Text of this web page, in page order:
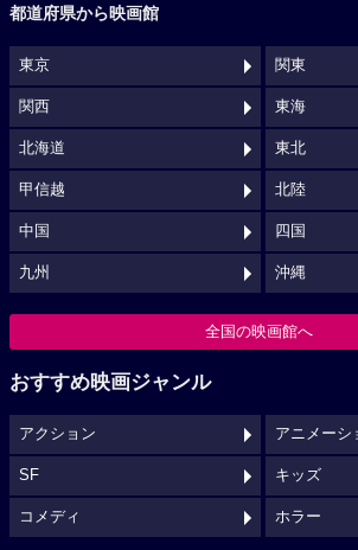
都道府県から映画館
東京 関東
関西 東海
北海道 東北
甲信越 北陸
中国 四国
九州 沖縄
全国の映画館へ
おすすめ映画ジャンル
アクション アニメーシ
SF キッズ
コメディ ホラー